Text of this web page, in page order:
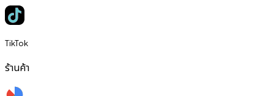
TikTok
ร้านค้า